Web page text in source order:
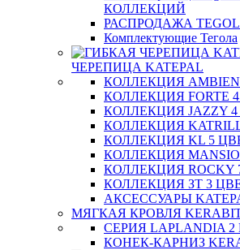
КОЛЛЕКЦИЙ
РАСПРОДАЖА
Комплектующие Тегола
ЧЕРЕПИЦА KATEPAL
КОЛЛЕКЦИЯ
КОЛЛЕКЦИЯ FORTE
КОЛЛЕКЦИЯ JAZZY
КОЛЛЕКЦИЯ
КОЛЛЕКЦИЯ KL 5
КОЛЛЕКЦИЯ
КОЛЛЕКЦИЯ ROCKY
КОЛЛЕКЦИЯ ЗТ 3
АКСЕССУАРЫ
МЯГКАЯ КРОВЛЯ
СЕРИЯ LAPLANDIA
КОНЕК-КАРНИЗ